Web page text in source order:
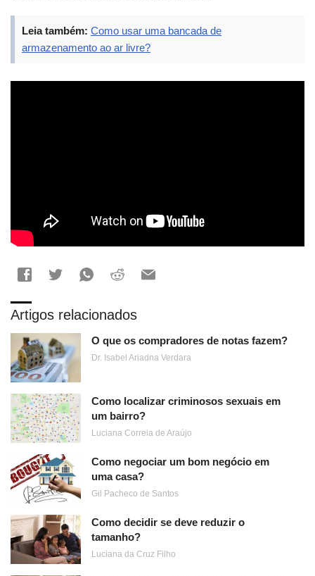
Leia também: Como usar uma bancada de
armazenamento ao ar livre?
Artigos relacionados
O que os compradores de notas fazem?
Dr. Isabel Ariadna Verdara
Como localizar criminosos sexuais em
um bairro?
Luciana Correia de Araújo
Como negociar um bom negócio em
uma casa?
Gil Pacheco de Santos
Como decidir se deve reduzir o
tamanho?
Luciana da Cruz Filho